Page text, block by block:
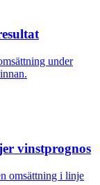
under
vinstprognos
omsättning i linje